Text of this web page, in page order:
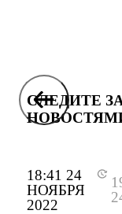
18:41 24
НОЯБРЯ
2022
СЛЕДИТЕ